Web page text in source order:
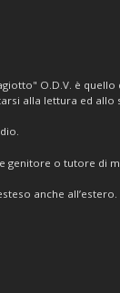
O.D.V. è quello
alla lettura ed allo
genitore o tutore di
anche all’estero.